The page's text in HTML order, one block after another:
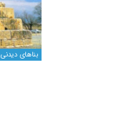
بناهای دیدنی